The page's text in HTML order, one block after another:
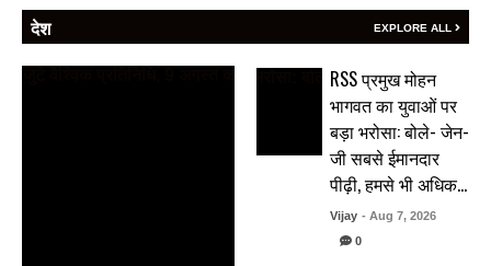
देश EXPLORE ALL
RSS प्रमुख मोहन
भागवत का युवाओं पर
बड़ा भरोसा: बोले- जेन-
जी सबसे ईमानदार
पीढ़ी, हमसे भी अधिक…
Vijay - Aug 7, 2026
0